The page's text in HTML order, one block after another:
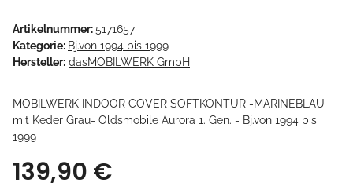
Artikelnummer:5171657
Kategorie: Bj.von 1994 bis 1999
Hersteller: dasMOBILWERK GmbH
MOBILWERK INDOOR COVER SOFTKONTUR -MARINEBLAU
mit Keder Grau- Oldsmobile Aurora 1. Gen. - Bj.von 1994 bis
1999
139,90 €